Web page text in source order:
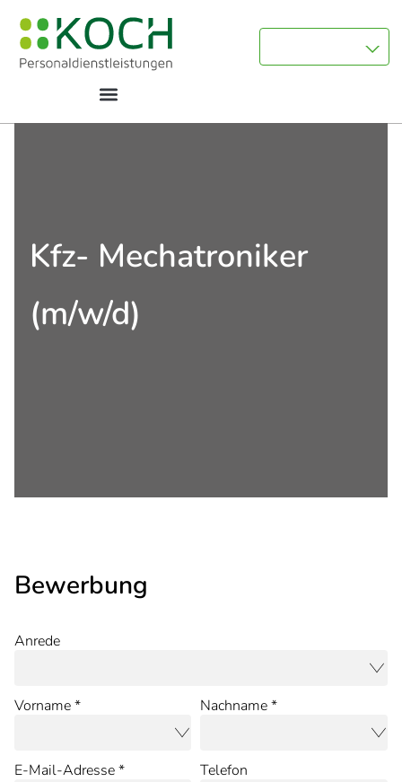
Kfz- Mechatroniker
(m/w/d)
Bewerbung
Anrede
Vorname * Nachname *
E-Mail-Adresse * Telefon